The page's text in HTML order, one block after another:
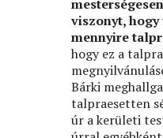
viszonyt,
mennyire
hogy ez a
Bárki
talpraesetten
úr a kerületi